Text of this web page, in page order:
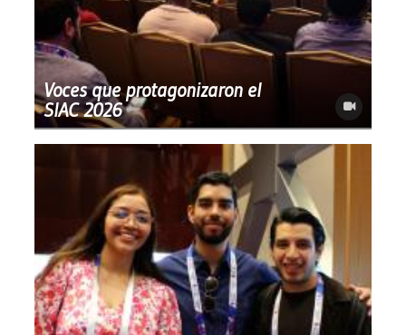
Voces que protagonizaron el
SIAC 2026